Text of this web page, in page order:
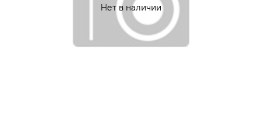
Нет в наличии